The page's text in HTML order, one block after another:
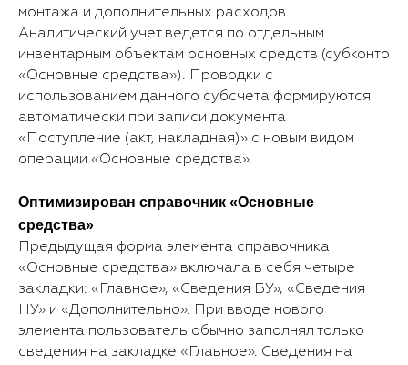
монтажа и дополнительных расходов.
Аналитический учет ведется по отдельным
инвентарным объектам основных средств (субконто
«Основные средства»). Проводки с
использованием данного субсчета формируются
автоматически при записи документа
«Поступление (акт, накладная)» с новым видом
операции «Основные средства».
Оптимизирован справочник «Основные
средства»
Предыдущая форма элемента справочника
«Основные средства» включала в себя четыре
закладки: «Главное», «Сведения БУ», «Сведения
НУ» и «Дополнительно». При вводе нового
элемента пользователь обычно заполнял только
сведения на закладке «Главное». Сведения на